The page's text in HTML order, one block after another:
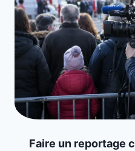
Faire un reportage